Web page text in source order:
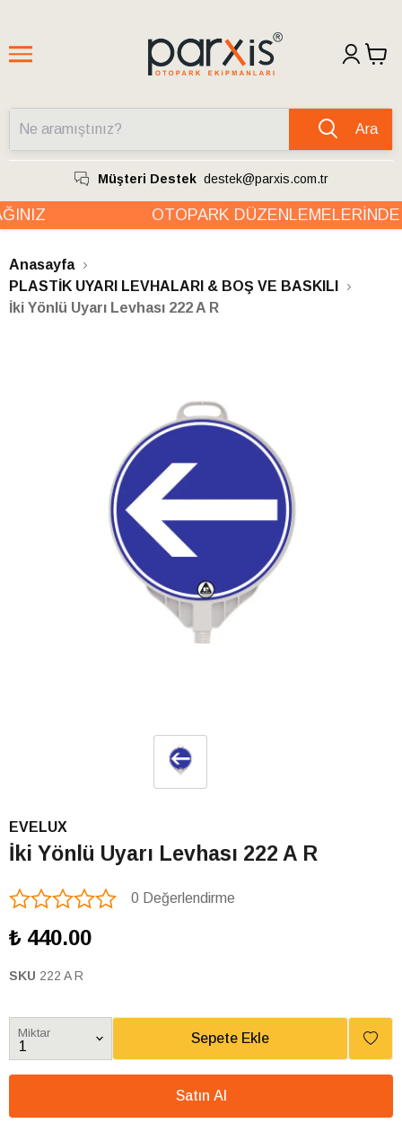
Ara
Müşteri Destek destek@parxis.com.tr
OTOPARK DÜZENLEMELERİNDE
Anasayfa
PLASTİK UYARI LEVHALARI & BOŞ VE BASKILI
İki Yönlü Uyarı Levhası 222 A R
EVELUX
İki Yönlü Uyarı Levhası 222 A R
0 Değerlendirme
₺ 440.00
SKU 222 A R
Miktar Sepete Ekle
Satın Al